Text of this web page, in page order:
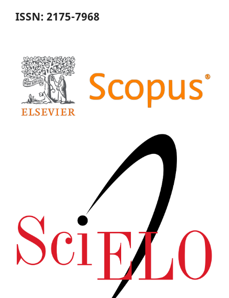
ISSN: 2175-7968